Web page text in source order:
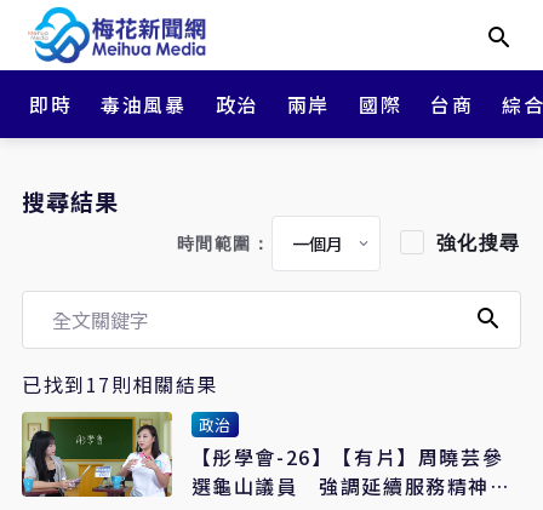
即時 毒油風暴 政治 兩岸 國際 台商 綜
搜尋結果
時間範圍： 強化搜尋
已找到17則相關結果
政治
【彤學會-26】【有片】周曉芸參
選龜山議員 強調延續服務精神、